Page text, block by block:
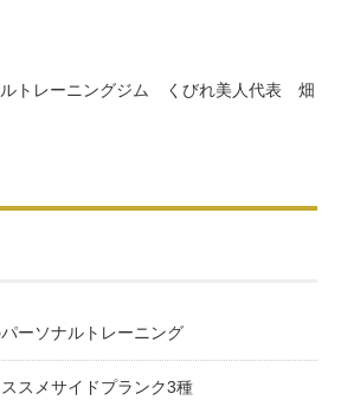
ルトレーニングジム くびれ美人代表 畑
ーソナルトレーニング
スメサイドプランク3種